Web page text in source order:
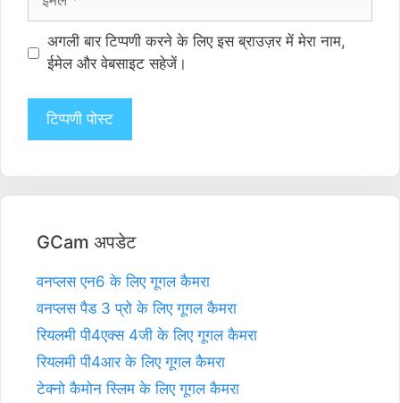
वेबसाइट
अगली बार टिप्पणी करने के लिए इस ब्राउज़र में मेरा नाम,
ईमेल और वेबसाइट सहेजें।
GCam अपडेट
वनप्लस एन6 के लिए गूगल कैमरा
वनप्लस पैड 3 प्रो के लिए गूगल कैमरा
रियलमी पी4एक्स 4जी के लिए गूगल कैमरा
रियलमी पी4आर के लिए गूगल कैमरा
टेक्नो कैमोन स्लिम के लिए गूगल कैमरा